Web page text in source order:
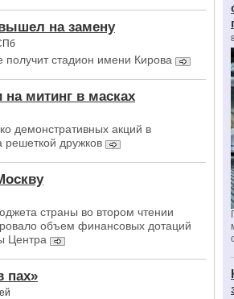
на замену
получит стадион имени Кирова
митинг в масках
демонстративных акций в
решеткой дружков
страны во втором чтении
объем финансовых дотаций
Центра
пах»